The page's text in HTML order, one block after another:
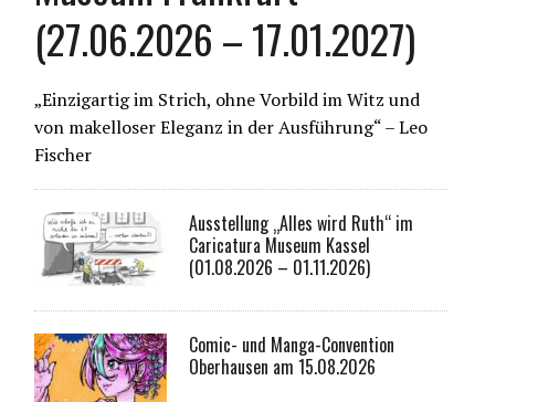
(27.06.2026 – 17.01.2027)
„Einzigartig im Strich, ohne Vorbild im Witz und
von makelloser Eleganz in der Ausführung“ – Leo
Fischer
Ausstellung „Alles wird Ruth“ im
Caricatura Museum Kassel
(01.08.2026 – 01.11.2026)
Comic- und Manga-Convention
Oberhausen am 15.08.2026